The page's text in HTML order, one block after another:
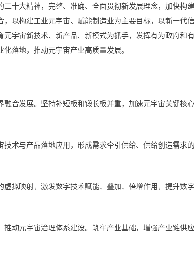
十大精神，完整、准确、全面贯彻新发展理念，加快构
以构建工业元宇宙、赋能制造业为主要目标，以新一代
宇宙新技术、新产品、新模式为抓手，发挥有为政府和
落地，推动元宇宙产业高质量发展。
合发展。坚持补短板和锻长板并重，加速元宇宙关键核
术与产品落地应用，形成需求牵引供给、供给创造需求
拟映射，激发数字技术赋能、叠加、倍增作用，提升数
动元宇宙治理体系建设。筑牢产业基础，增强产业链供